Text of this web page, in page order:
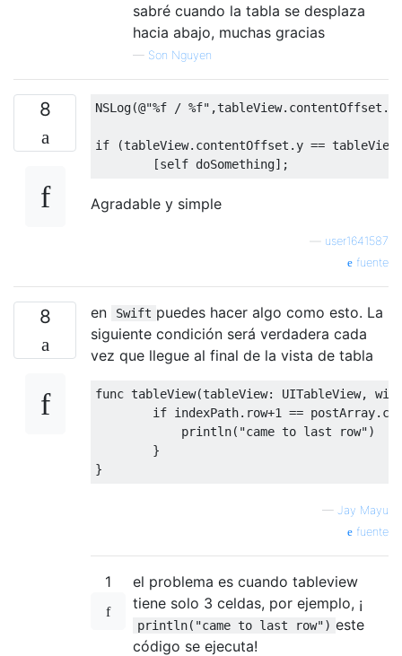
sabré cuando la tabla se desplaza
hacia abajo, muchas gracias
— Son Nguyen
8 NSLog(@"%f / %f" ,tableView. contentOffset .
if (tableView. contentOffset . y == tableView
[self doSomething];
Agradable y simple
user1641587
fuente
8 en Swift puedes hacer algo como esto. La
siguiente condición será verdadera cada
vez que llegue al final de la vista de tabla
func tableView(tableView: UITableView,
if indexPath. row+1 == postArray.
            println
( "came to last row")
}
}
— Jay Mayu
fuente
1
el problema es cuando tableview
tiene solo 3 celdas, por ejemplo, ¡
println("came to last row") este
código se ejecuta!